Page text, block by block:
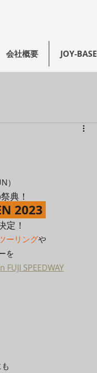
会社概要 JOY-BASE
）
典！
2023
定！
ーリングや
を
FUJI SPEEDWAY